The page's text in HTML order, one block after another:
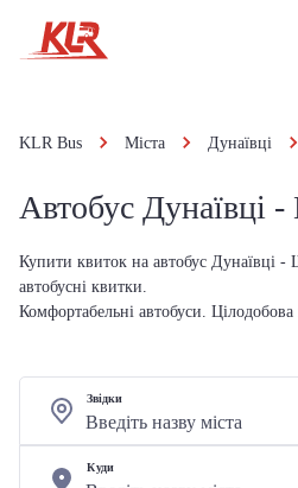
KLR Bus Міста Дунаївці
Автобус Дунаївці
Купити квиток на автобус Дунаївці -
автобусні квитки.
Комфортабельні автобуси. Цілодобова
Звідки
Куди